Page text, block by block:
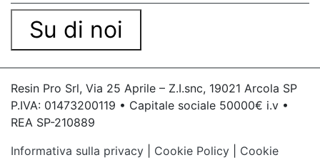
Su di noi
Resin Pro Srl, Via 25 Aprile – Z.I.snc, 19021 Arcola SP
P.IVA: 01473200119 • Capitale sociale 50000€ i.v •
REA SP-210889
Informativa sulla privacy
Cookie Policy
Cookie